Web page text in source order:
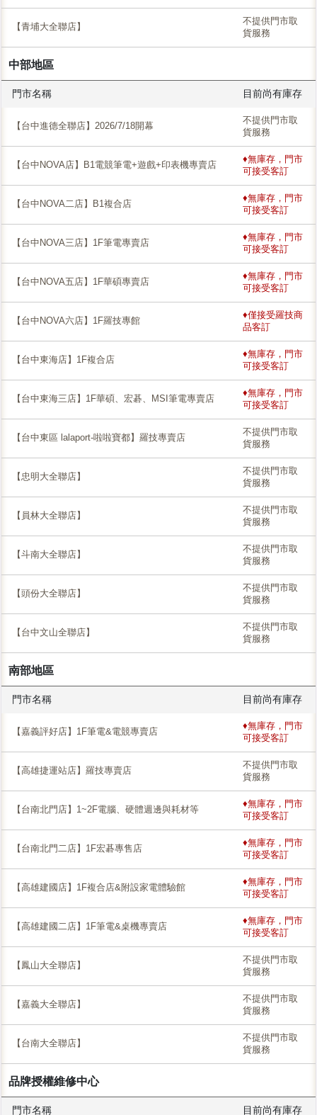
【青埔大全聯店】
不提供門市取
貨服務
中部地區
門市名稱 目前尚有庫存
【台中進德全聯店】2026/7/18開幕
不提供門市取
貨服務
【台中NOVA店】B1電競筆電+遊戲+印表機專賣店
♦無庫存，門市
可接受客訂
【台中NOVA二店】B1複合店
♦無庫存，門市
可接受客訂
【台中NOVA三店】1F筆電專賣店
♦無庫存，門市
可接受客訂
【台中NOVA五店】1F華碩專賣店
♦無庫存，門市
可接受客訂
【台中NOVA六店】1F羅技專館
♦僅接受羅技商
品客訂
【台中東海店】1F複合店
♦無庫存，門市
可接受客訂
【台中東海三店】1F華碩、宏碁、MSI筆電專賣店
♦無庫存，門市
可接受客訂
【台中東區 lalaport-啦啦寶都】羅技專賣店
不提供門市取
貨服務
【忠明大全聯店】
不提供門市取
貨服務
【員林大全聯店】
不提供門市取
貨服務
【斗南大全聯店】
不提供門市取
貨服務
【頭份大全聯店】
不提供門市取
貨服務
【台中文山全聯店】
不提供門市取
貨服務
南部地區
門市名稱 目前尚有庫存
【嘉義評好店】1F筆電&電競專賣店
♦無庫存，門市
可接受客訂
【高雄捷運站店】羅技專賣店
不提供門市取
貨服務
【台南北門店】1~2F電腦、硬體週邊與耗材等
♦無庫存，門市
可接受客訂
【台南北門二店】1F宏碁專售店
♦無庫存，門市
可接受客訂
【高雄建國店】1F複合店&附設家電體驗館
♦無庫存，門市
可接受客訂
【高雄建國二店】1F筆電&桌機專賣店
♦無庫存，門市
可接受客訂
【鳳山大全聯店】
不提供門市取
貨服務
【嘉義大全聯店】
不提供門市取
貨服務
【台南大全聯店】
不提供門市取
貨服務
品牌授權維修中心
門市名稱 目前尚有庫存